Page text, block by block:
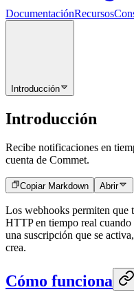
DocumentaciónRecursos
Introducción
Introducción
Recibe notificaciones en
cuenta de Commet.
Copiar Markdown Abrir
Los webhooks permiten que
HTTP en tiempo real
una suscripción que se
crea.
Cómo funciona